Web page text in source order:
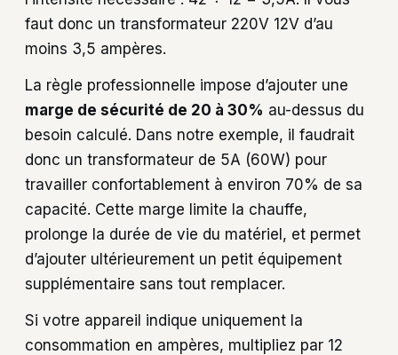
faut donc un transformateur 220V 12V d’au
moins 3,5 ampères.
La règle professionnelle impose d’ajouter une
marge de sécurité de 20 à 30% au-dessus du
besoin calculé. Dans notre exemple, il faudrait
donc un transformateur de 5A (60W) pour
travailler confortablement à environ 70% de sa
capacité. Cette marge limite la chauffe,
prolonge la durée de vie du matériel, et permet
d’ajouter ultérieurement un petit équipement
supplémentaire sans tout remplacer.
Si votre appareil indique uniquement la
consommation en ampères, multipliez par 12